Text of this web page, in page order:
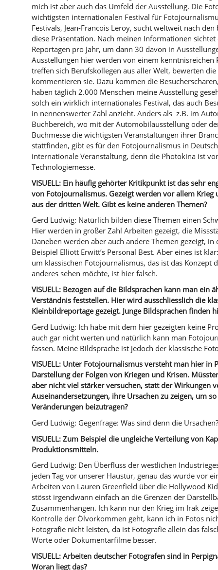
mich ist aber auch das Umfeld der Ausstellung. Die
wichtigsten internationalen Festival für
Festivals, Jean-Francois Leroy, sucht weltweit nach
diese Präsentation. Nach meinen Informationen
Reportagen pro Jahr, um dann 30 davon in
Ausstellungen hier werden von einem kenntnisreichen
treffen sich Berufskollegen aus aller Welt, bewerten
kommentieren sie. Dazu kommen die
haben täglich 2.000 Menschen meine Ausstellung
solch ein wirklich internationales Festival, das auch
in nennenswerter Zahl anzieht. Anders als z.B. im
Buchbereich, wo mit der Automobilausstellung oder
Buchmesse die wichtigsten Veranstaltungen ihrer
stattfinden, gibt es für den Fotojournalismus in
internationale Veranstaltung, denn die Photokina ist
Technologiemesse.
VISUELL: Ein häufig gehörter Kritikpunkt ist das sehr
von Fotojournalismus. Gezeigt werden vor allem Krieg
aus der dritten Welt. Gibt es keine anderen Themen?
Gerd Ludwig: Natürlich bilden diese Themen einen
Hier werden in großer Zahl Arbeiten gezeigt, die
Daneben werden aber auch andere Themen gezeigt, in
Beispiel Elliott Erwitt’s Personal Best. Aber eines ist
um klassischen Fotojournalismus, das ist das Konzept
anderes sehen möchte, ist hier falsch.
VISUELL: Bezogen auf die Bildsprachen kann man ein
Verständnis feststellen. Hier wird ausschliesslich die
Kleinbildreportage gezeigt. Junge Bildsprachen finden
Gerd Ludwig: Ich habe mit dem hier gezeigten keine
auch gar nicht werten und natürlich kann man
fassen. Meine Bildsprache ist jedoch der klassische
VISUELL: Unter Fotojournalismus versteht man hier in
Darstellung der Folgen von Kriegen und Krisen.
aber nicht viel stärker versuchen, statt der Wirkungen
Auseinandersetzungen, ihre Ursachen zu zeigen, um
Veränderungen beizutragen?
Gerd Ludwig: Gegenfrage: Was sind denn die Ursachen?
VISUELL: Zum Beispiel die ungleiche Verteilung von
Produktionsmitteln.
Gerd Ludwig: Den Überfluss der westlichen
jeden Tag vor unserer Haustür, genau das wurde vor
Arbeiten von Lauren Greenfield über die Hollywood
stösst irgendwann einfach an die Grenzen der
Zusammenhängen. Ich kann nur den Krieg im Irak
Kontrolle der Ölvorkommen geht, kann ich in Fotos
Fotografie nicht leisten, da ist Fotografie allein das
Worte oder Dokumentarfilme besser.
VISUELL: Arbeiten deutscher Fotografen sind in
Woran liegt das?